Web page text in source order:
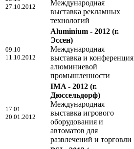
27.10.2012
Международная
выставка рекламных
технологий
09.10
11.10.2012
Aluminium - 2012 (г.
Эссен)
Международная
выставка и конференция
алюминиевой
промышленности
17.01
20.01.2012
IMA - 2012 (г.
Дюссельдорф)
Международная
выставка игрового
оборудования и
автоматов для
развлечений и торговли